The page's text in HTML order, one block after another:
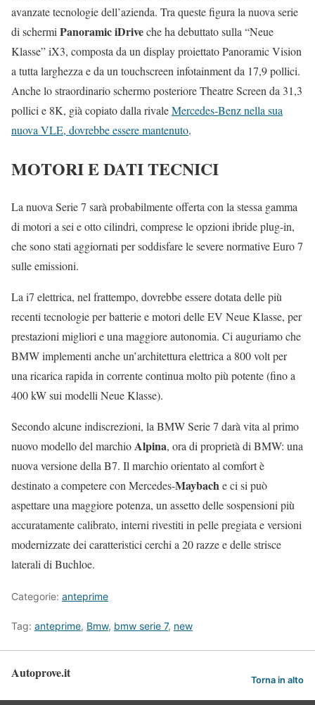
avanzate tecnologie dell’azienda. Tra queste figura la nuova serie
di schermi Panoramic iDriveche ha debuttato sulla “Neue
Klasse” iX3, composta da un display proiettato Panoramic Vision
a tutta larghezza e da un touchscreen infotainment da 17,9 pollici.
Anche lo straordinario schermo posteriore Theatre Screen da 31,3
pollici e 8K, già copiato dalla rivaleMercedes-Benz nella sua
nuova VLE, dovrebbe essere mantenuto.
MOTORI E DATI TECNICI
La nuova Serie 7 sarà probabilmente offerta con la stessa gamma
di motori a sei e otto cilindri, comprese le opzioni ibride plug-in,
che sono stati aggiornati per soddisfare le severe normative Euro 7
sulle emissioni.
La i7 elettrica, nel frattempo, dovrebbe essere dotata delle più
recenti tecnologie per batterie e motori delle EV Neue Klasse, per
prestazioni migliori e una maggiore autonomia. Ci auguriamo che
BMW implementi anche un’architettura elettrica a 800 volt per
una ricarica rapida in corrente continua molto più potente (fino a
400 kW sui modelli Neue Klasse).
Secondo alcune indiscrezioni, la BMW Serie 7 darà vita al primo
nuovo modello del marchioAlpina, ora di proprietà di BMW: una
nuova versione della B7. Il marchio orientato al comfort è
destinato a competere con Mercedes-Maybache ci si può
aspettare una maggiore potenza, un assetto delle sospensioni più
accuratamente calibrato, interni rivestiti in pelle pregiata e versioni
modernizzate dei caratteristici cerchi a 20 razze e delle strisce
laterali di Buchloe.
Categorie: anteprime
Tag: anteprime, Bmw, bmw serie 7, new
Autoprove.it Torna in alto